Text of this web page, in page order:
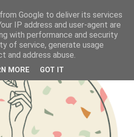
Google to deliver its services
IP address and user-agent are
with performance and security
of service, generate usage
and address abuse.
MORE GOT IT